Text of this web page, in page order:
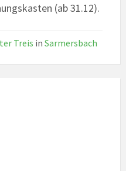
(ab 31.12).
Treis in Sarmersbach